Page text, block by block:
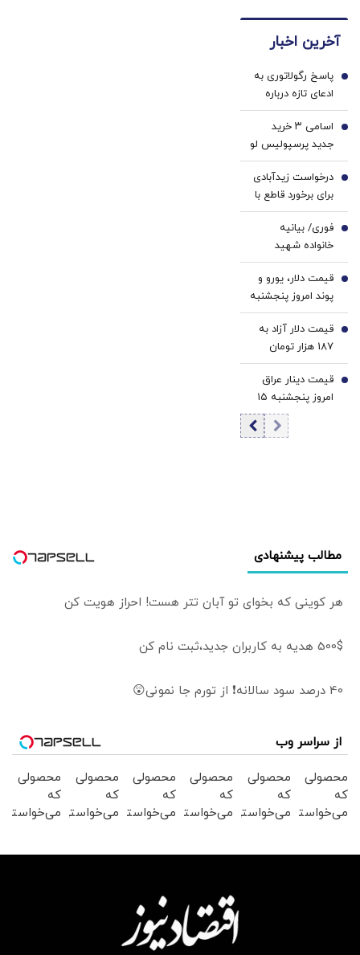
خرید40%تخفیف
نام کن
پزشکی
سفید
کننده
خانگی
آخرین اخبار
پاسخ رگولاتوری به
ادعای تازه درباره
نحوه محاسبه
مصرف اینترنت/
ماجرای اعمال ضریب
۲.۷ برای اینترنت
بین‌الملل چیست؟
1
اسامی ۳ خرید
جدید پرسپولیس لو
رفت
2
درخواست زیدآبادی
برای برخورد قاطع با
خرازی/ مصونیت
تندروها از کجا
می‌آید؟
3
فوری/ بیانیه
خانواده شهید
لاریجانی در واکنش
به ادعای جنجالی
سردار کوثری
4
قیمت دلار، یورو و
پوند امروز پنجشنبه
۱۵ مرداد 1405/
کاهش قیمت دلار و
یورو
5
قیمت دلار آزاد به
187 هزار تومان
رسید
6
قیمت دینار عراق
امروز پنجشنبه ۱۵
مرداد 1405/ کاهش
قیمت دینار
7
مطالب پیشنهادی
هر کوینی که بخوای تو آبان تتر هست! احراز هویت کن
500$ هدیه به کاربران جدید،ثبت نام کن
40 درصد سود سالانه❗ از تورم جا نمونی😲
از سراسر وب
محصولی
که
می‌خواستی
محصولی
که
می‌خواستی
محصولی
که
می‌خواستی
بخر !
محصولی
که
می‌خواستی
بخر !
محصولی
که
می‌خواستی
محصولی
که
می‌خواستی